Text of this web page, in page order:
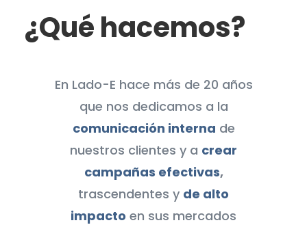
¿Qué hacemos?
En Lado-E hace más de 20 años
que nos dedicamos a la
comunicación interna de
nuestros clientes y a crear
campañas efectivas,
trascendentes y de alto
impacto en sus mercados